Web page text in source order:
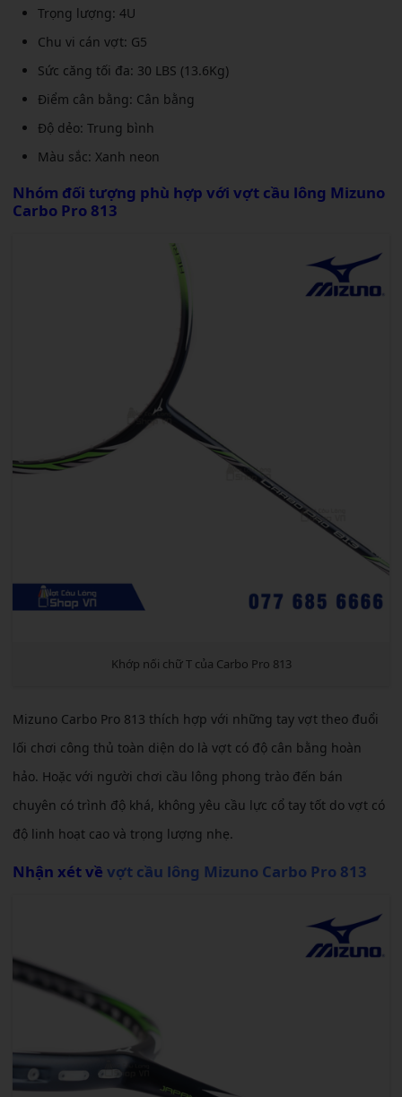
Trọng lượng: 4U
Chu vi cán vợt: G5
Sức căng tối đa: 30 LBS (13.6Kg)
Điểm cân bằng: Cân bằng
Độ dẻo: Trung bình
Màu sắc: Xanh neon
Nhóm đối tượng phù hợp với vợt cầu lông Mizuno
Carbo Pro 813
Khớp nối chữ T của Carbo Pro 813
Mizuno Carbo Pro 813 thích hợp với những tay vợt theo đuổi
lối chơi công thủ toàn diện do là vợt có độ cân bằng hoàn
hảo. Hoặc với người chơi cầu lông phong trào đến bán
chuyên có trình độ khá, không yêu cầu lực cổ tay tốt do vợt có
độ linh hoạt cao và trọng lượng nhẹ.
Nhận xét về vợt cầu lông Mizuno Carbo Pro 813